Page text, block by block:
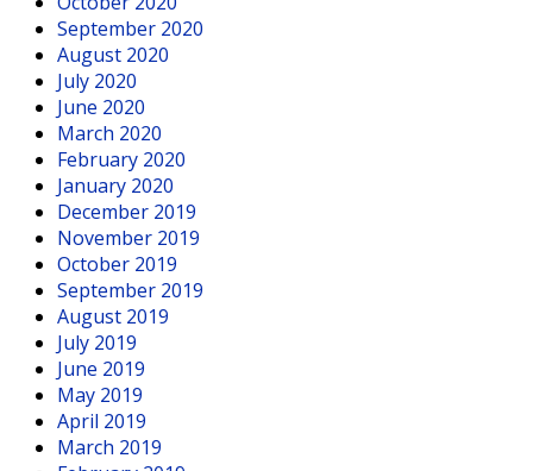
September 2020
August 2020
July 2020
June 2020
March 2020
February 2020
January 2020
December 2019
November 2019
October 2019
September 2019
August 2019
July 2019
June 2019
May 2019
April 2019
March 2019